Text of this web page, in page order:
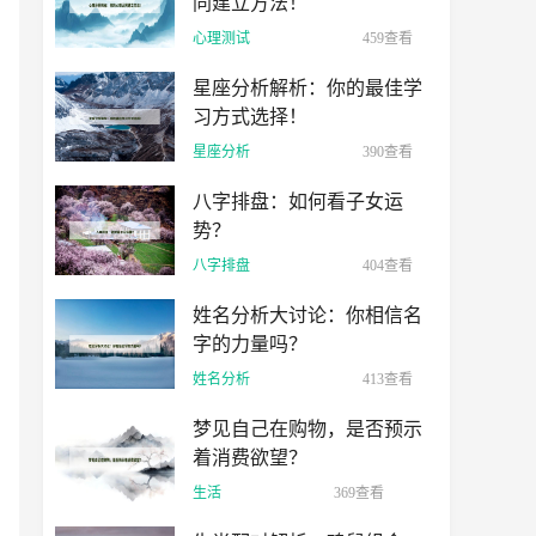
心理测试 459查看
星座分析解析：你的最佳学
习方式选择！
星座分析 390查看
八字排盘：如何看子女运
势？
八字排盘 404查看
姓名分析大讨论：你相信名
字的力量吗？
姓名分析 413查看
梦见自己在购物，是否预示
着消费欲望？
生活 369查看